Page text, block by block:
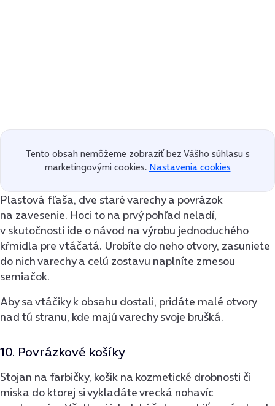
Tento obsah nemôžeme zobraziť bez Vášho súhlasu s
marketingovými cookies. Nastavenia cookies
Plastová fľaša, dve staré varechy a povrázok
na zavesenie. Hoci to na prvý pohľad neladí,
v skutočnosti ide o návod na výrobu jednoduchého
kŕmidla pre vtáčatá. Urobíte do neho otvory, zasuniete
do nich varechy a celú zostavu naplníte zmesou
semiačok.
Aby sa vtáčiky k obsahu dostali, pridáte malé otvory
nad tú stranu, kde majú varechy svoje brušká.
10. Povrázkové košíky
Stojan na farbičky, košík na kozmetické drobnosti či
miska do ktorej si vykladáte vrecká nohavíc